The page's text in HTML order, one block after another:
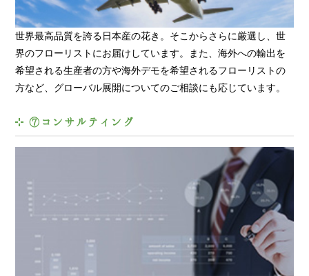
世界最高品質を誇る日本産の花き。そこからさらに厳選し、世
界のフローリストにお届けしています。また、海外への輸出を
希望される生産者の方や海外デモを希望されるフローリストの
方など、グローバル展開についてのご相談にも応じています。
⑦コンサルティング